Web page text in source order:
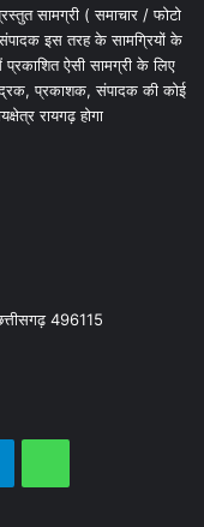
सामग्री ( समाचार / फोटो
इस तरह के सामग्रियों के
प्रकाशित ऐसी सामग्री के लिए
मुद्रक, प्रकाशक, संपादक की कोई
रायगढ़ होगा
496115